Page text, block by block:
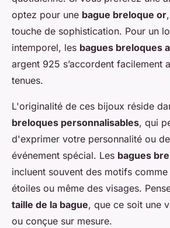
optez pour une bague breloque or
touche de sophistication. Pour un
intemporel, les bagues breloques
argent 925 s’accordent facilement
tenues.
L'originalité de ces bijoux réside
breloques personnalisables, qui
d'exprimer votre personnalité ou
événement spécial. Les bagues
incluent souvent des motifs
étoiles ou même des visages.
taille de la bague, que ce soit une
ou conçue sur mesure.